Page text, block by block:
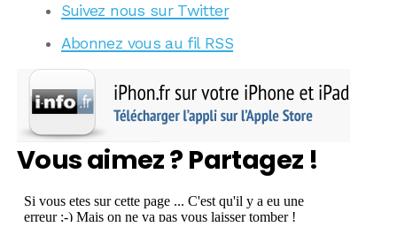
Suivez nous sur Twitter
Abonnez vous au fil RSS
Vous aimez ? Partagez !